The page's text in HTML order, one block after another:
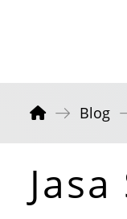
Blog